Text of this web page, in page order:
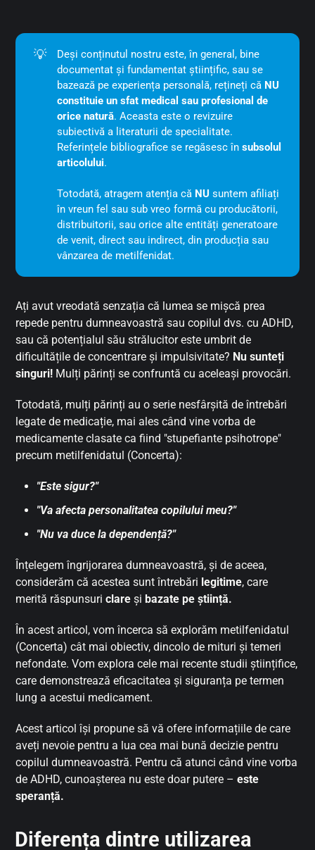
💡
Deși conținutul nostru este, în general, bine
documentat și fundamentat științific, sau se
bazează pe experiența personală, rețineți că NU
constituie un sfat medical sau profesional de
orice natură. Aceasta este o revizuire
subiectivă a literaturii de specialitate.
Referințele bibliografice se regăsesc în subsolul
articolului.
Totodată, atragem atenția că NU suntem afiliați
în vreun fel sau sub vreo formă cu producătorii,
distribuitorii, sau orice alte entități generatoare
de venit, direct sau indirect, din producția sau
vânzarea de metilfenidat.
Ați avut vreodată senzația că lumea se mișcă prea
repede pentru dumneavoastră sau copilul dvs. cu ADHD,
sau că potențialul său strălucitor este umbrit de
dificultățile de concentrare și impulsivitate? Nu sunteți
singuri! Mulți părinți se confruntă cu aceleași provocări.
Totodată, mulți părinți au o serie nesfârșită de întrebări
legate de medicație, mai ales când vine vorba de
medicamente clasate ca fiind "stupefiante psihotrope"
precum metilfenidatul (Concerta):
"Este sigur?"
"Va afecta personalitatea copilului meu?"
"Nu va duce la dependență?"
Înțelegem îngrijorarea dumneavoastră, și de aceea,
considerăm că acestea sunt întrebări legitime, care
merită răspunsuriclare și bazate pe știință.
În acest articol, vom încerca să explorăm metilfenidatul
(Concerta) cât mai obiectiv, dincolo de mituri și temeri
nefondate. Vom explora cele mai recente studii științifice,
care demonstrează eficacitatea și siguranța pe termen
lung a acestui medicament.
Acest articol își propune să vă ofere informațiile de care
aveți nevoie pentru a lua cea mai bună decizie pentru
copilul dumneavoastră. Pentru că atunci când vine vorba
de ADHD, cunoașterea nu este doar putere –este
speranță.
Diferența dintre utilizarea